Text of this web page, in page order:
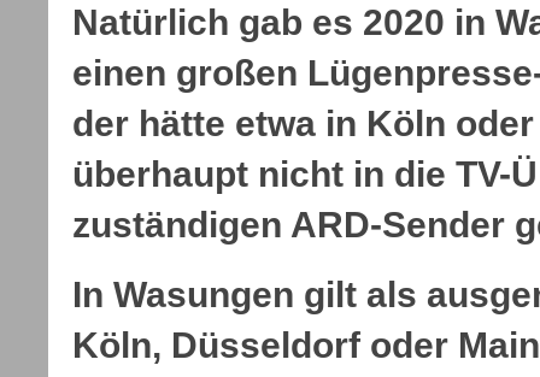
Natürlich gab es 2020 in
einen großen
der hätte etwa in Köln
überhaupt nicht in die TV-
zuständigen ARD-Sender
In Wasungen gilt als
Köln, Düsseldorf oder